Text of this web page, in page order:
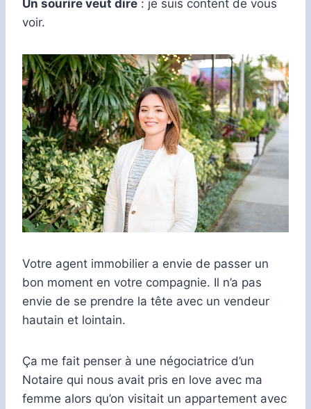
Un sourire veut dire : je suis content de vous
voir.
Votre agent immobilier a envie de passer un
bon moment en votre compagnie. Il n’a pas
envie de se prendre la tête avec un vendeur
hautain et lointain.
Ça me fait penser à une négociatrice d’un
Notaire qui nous avait pris en love avec ma
femme alors qu’on visitait un appartement avec